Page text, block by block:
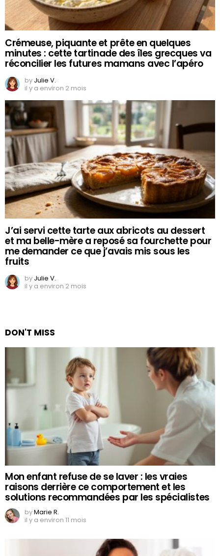
Crémeuse, piquante et prête en quelques
minutes : cette tartinade des îles grecques va
réconcilier les futures mamans avec l’apéro
by Julie V.
il y a environ 2 mois
J’ai servi cette tarte aux abricots au dessert
et ma belle-mère a reposé sa fourchette pour
me demander ce que j’avais mis sous les
fruits
by Julie V.
il y a environ 2 mois
DON'T MISS
Mon enfant refuse de se laver : les vraies
raisons derrière ce comportement et les
solutions recommandées par les spécialistes
byMarie R.
il y a environ 11 mois